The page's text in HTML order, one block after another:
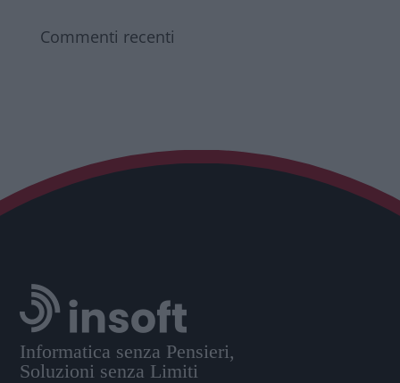
Commenti recenti
Informatica senza Pensieri,
Soluzioni senza Limiti